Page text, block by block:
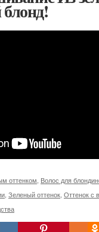
оттенком Волос для
Зеленый оттенок Оттенок с